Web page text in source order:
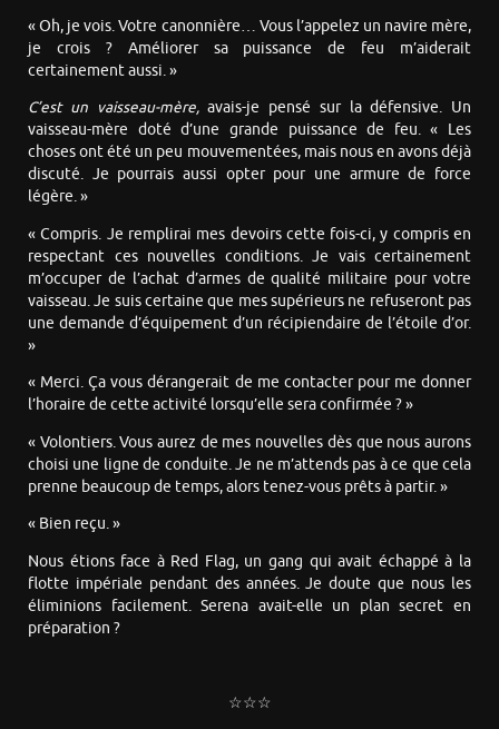
« Oh, je vois. Votre canonnière… Vous l’appelez un navire mère,
je crois ? Améliorer sa puissance de feu m’aiderait
certainement aussi. »
C’est un vaisseau-mère,avais-je pensé sur la défensive. Un
vaisseau-mère doté d’une grande puissance de feu. « Les
choses ont été un peu mouvementées, mais nous en avons déjà
discuté. Je pourrais aussi opter pour une armure de force
légère. »
« Compris. Je remplirai mes devoirs cette fois-ci, y compris en
respectant ces nouvelles conditions. Je vais certainement
m’occuper de l’achat d’armes de qualité militaire pour votre
vaisseau. Je suis certaine que mes supérieurs ne refuseront pas
une demande d’équipement d’un récipiendaire de l’étoile d’or.
»
« Merci. Ça vous dérangerait de me contacter pour me donner
l’horaire de cette activité lorsqu’elle sera confirmée ? »
« Volontiers. Vous aurez de mes nouvelles dès que nous aurons
choisi une ligne de conduite. Je ne m’attends pas à ce que cela
prenne beaucoup de temps, alors tenez-vous prêts à partir. »
« Bien reçu. »
Nous étions face à Red Flag, un gang qui avait échappé à la
flotte impériale pendant des années. Je doute que nous les
éliminions facilement. Serena avait-elle un plan secret en
préparation ?
☆☆☆